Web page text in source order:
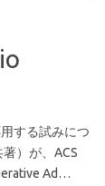
する試みにつ
）が、ACS
Ad…